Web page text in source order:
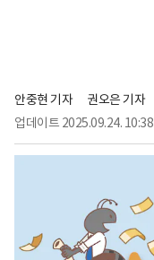
안중현 기자 권오은 기자
업데이트 2025.09.24. 10:38